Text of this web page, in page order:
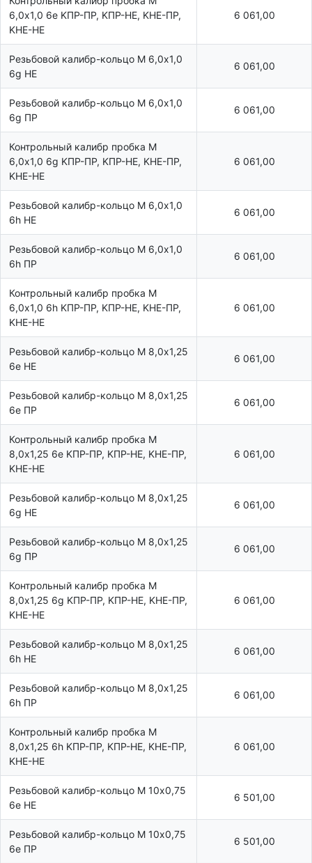
6,0х1,0 6e KПР-ПР, KПР-HE, KHE-ПР,
KHE-HE
6 061,00
Резьбовой калибр-кольцо М 6,0х1,0
6g НЕ
6 061,00
Резьбовой калибр-кольцо М 6,0х1,0
6g ПР
6 061,00
Контрольный калибр пробка М
6,0х1,0 6g KПР-ПР, KПР-HE, KHE-ПР,
KHE-HE
6 061,00
Резьбовой калибр-кольцо М 6,0х1,0
6h НЕ
6 061,00
Резьбовой калибр-кольцо М 6,0х1,0
6h ПР
6 061,00
Контрольный калибр пробка М
6,0х1,0 6h KПР-ПР, KПР-HE, KHE-ПР,
KHE-HE
6 061,00
Резьбовой калибр-кольцо М 8,0х1,25
6e НЕ
6 061,00
Резьбовой калибр-кольцо М 8,0х1,25
6e ПР
6 061,00
Контрольный калибр пробка М
8,0х1,25 6e KПР-ПР, KПР-HE, KHE-ПР,
KHE-HE
6 061,00
Резьбовой калибр-кольцо М 8,0х1,25
6g НЕ
6 061,00
Резьбовой калибр-кольцо М 8,0х1,25
6g ПР
6 061,00
Контрольный калибр пробка М
8,0х1,25 6g KПР-ПР, KПР-HE, KHE-ПР,
KHE-HE
6 061,00
Резьбовой калибр-кольцо М 8,0х1,25
6h НЕ
6 061,00
Резьбовой калибр-кольцо М 8,0х1,25
6h ПР
6 061,00
Контрольный калибр пробка М
8,0х1,25 6h KПР-ПР, KПР-HE, KHE-ПР,
KHE-HE
6 061,00
Резьбовой калибр-кольцо М 10х0,75
6e НЕ
6 501,00
Резьбовой калибр-кольцо М 10х0,75
6e ПР
6 501,00